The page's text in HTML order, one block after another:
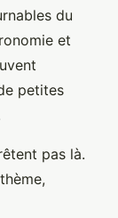
du
et
petites
pas là.